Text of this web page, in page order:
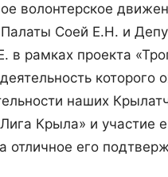
волонтерское
Соей Е.Н. и
рамках проекта
которого
наших
Крыла» и участие
отличное его